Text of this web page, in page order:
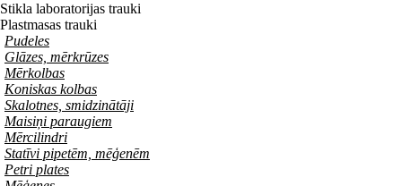
Stikla laboratorijas trauki
Plastmasas trauki
Pudeles
Glāzes, mērkrūzes
Mērkolbas
Koniskas kolbas
Skalotnes, smidzinātāji
Maisiņi paraugiem
Mērcilindri
Statīvi pipetēm, mēģenēm
Petri plates